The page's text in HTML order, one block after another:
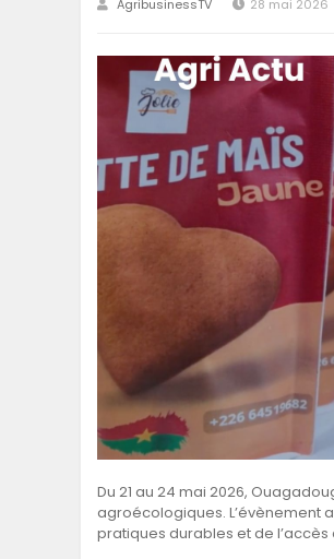
GHANA
ÎLE MAURICE
GUINÉE
AgribusinessTV 28 mai 2026
Du 21 au 24 mai 2026,
agroécologiques. L’évènement
pratiques durables et de